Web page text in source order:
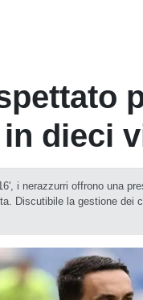
dieci
i nerazzurri offrono una
Discutibile la gestione dei